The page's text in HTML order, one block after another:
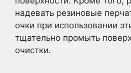
надевать резиновые
очки при использовании
тщательно промыть
очистки.